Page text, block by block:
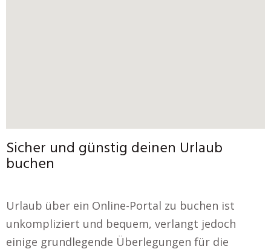
Sicher und günstig deinen Urlaub
buchen
Urlaub über ein Online-Portal zu buchen ist
unkompliziert und bequem, verlangt jedoch
einige grundlegende Überlegungen für die